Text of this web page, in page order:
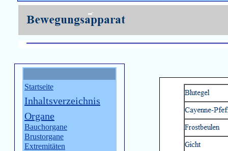
Startseite
Inhaltsverzeichnis
Organe
Bauchorgane
Brustorgane
Extremitäten